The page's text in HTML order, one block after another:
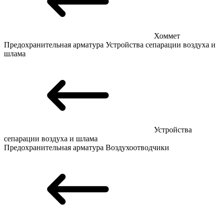
Хоммет
Предохранительная арматура Устройства сепарации воздуха и
шлама
Устройства
сепарации воздуха и шлама
Предохранительная арматура Воздухоотводчики